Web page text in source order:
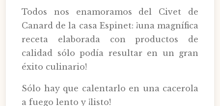
Todos nos enamoramos del Civet de
Canard de la casa Espinet: ¡una magnífica
receta elaborada con productos de
calidad sólo podía resultar en un gran
éxito culinario!
Sólo hay que calentarlo en una cacerola
a fuego lento y ¡listo!